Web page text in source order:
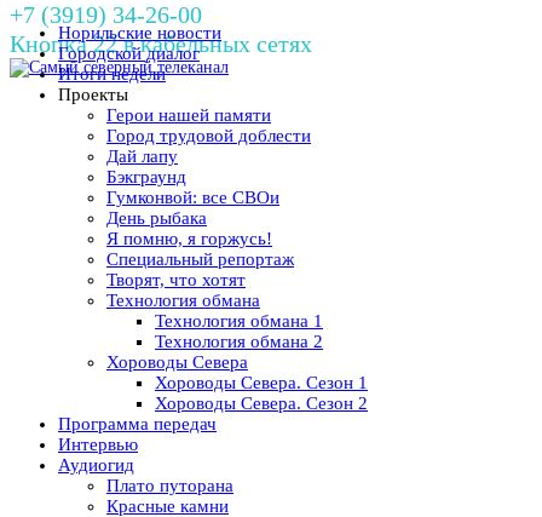
+7 (3919) 34-26-00
Кнопка 22 в кабельных сетях
Норильские новости
Городской диалог
Итоги недели
Проекты
Герои нашей памяти
Город трудовой доблести
Дай лапу
Бэкграунд
Гумконвой: все СВОи
День рыбака
Я помню, я горжусь!
Специальный репортаж
Творят, что хотят
Технология обмана
Технология обмана 1
Технология обмана 2
Хороводы Севера
Хороводы Севера. Сезон 1
Хороводы Севера. Сезон 2
Программа передач
Интервью
Аудиогид
Плато путорана
Красные камни